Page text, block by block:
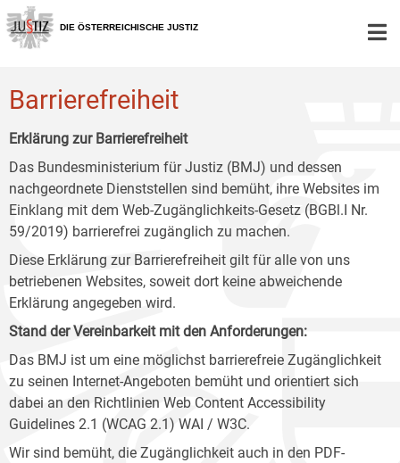
Zur
Hauptnavigation
[1]
Zum
Inhalt
[2]
Zum
Untermenü
[3]
DIE ÖSTERREICHISCHE JUSTIZ
Barrierefreiheit
Erklärung zur Barrierefreiheit
Das Bundesministerium für Justiz (BMJ) und dessen
nachgeordnete Dienststellen sind bemüht, ihre Websites im
Einklang mit dem Web-Zugänglichkeits-Gesetz (BGBl.I Nr.
59/2019) barrierefrei zugänglich zu machen.
Diese Erklärung zur Barrierefreiheit gilt für alle von uns
betriebenen Websites, soweit dort keine abweichende
Erklärung angegeben wird.
Stand der Vereinbarkeit mit den Anforderungen:
Das BMJ ist um eine möglichst barrierefreie Zugänglichkeit
zu seinen Internet-Angeboten bemüht und orientiert sich
dabei an den Richtlinien Web Content Accessibility
Guidelines 2.1 (WCAG 2.1) WAI / W3C.
Wir sind bemüht, die Zugänglichkeit auch in den PDF-